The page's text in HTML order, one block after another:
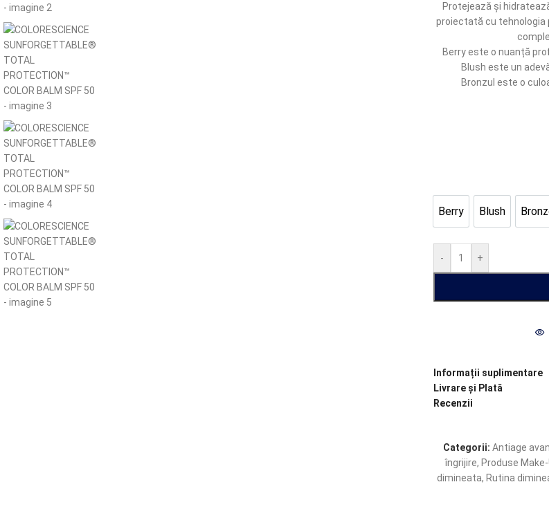
Protejează și
proiectată cu
Berry este o nuanță
Blush este un
Bronzul este o
Berry
Berry Blush
Blush
- +
Informații suplimentare
Livrare și Plată
Recenzii
Categorii: Antiage
îngrijire, Produse
dimineata, Rutina